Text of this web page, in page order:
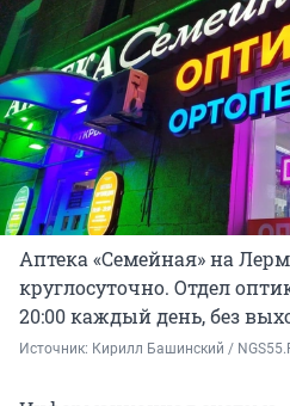
Аптека «Семейная» на
круглосуточно. Отдел
20:00 каждый день, без
Источник: Кирилл Башинский /